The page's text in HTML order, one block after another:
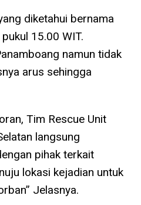
diketahui bernama
15.00 WIT.
namun tidak
arus sehingga
Tim Rescue Unit
langsung
pihak terkait
lokasi kejadian untuk
Jelasnya.